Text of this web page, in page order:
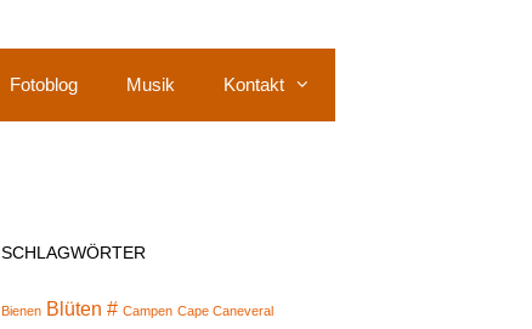
Fotoblog Musik Kontakt
SCHLAGWÖRTER
Bienen Blüten # Campen Cape Caneveral